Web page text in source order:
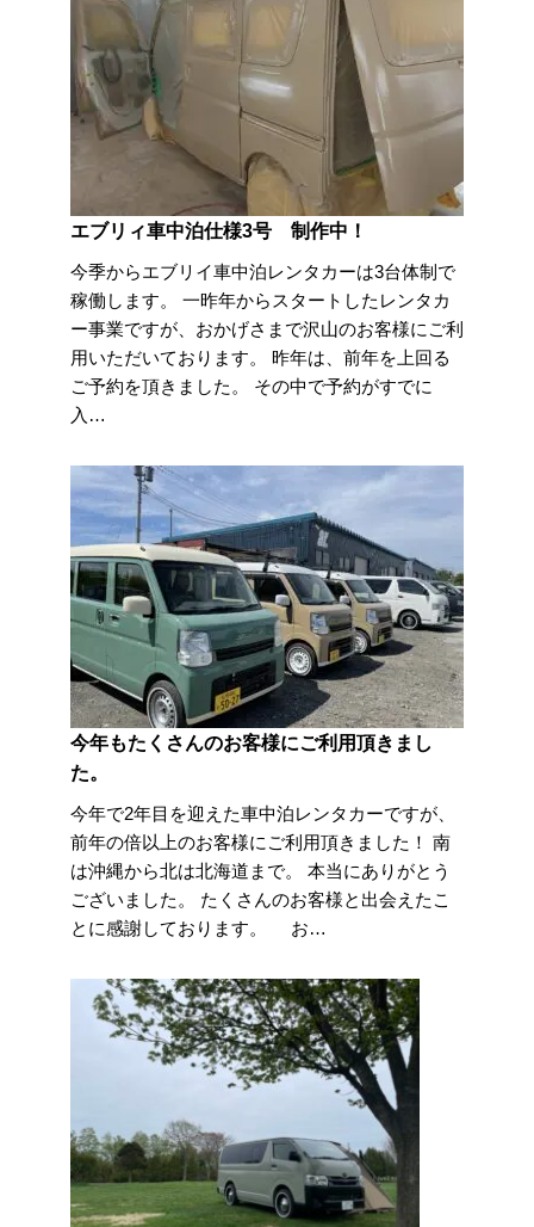
エブリィ車中泊仕様3号 制作中！
今季からエブリイ車中泊レンタカーは3台体制で
稼働します。 一昨年からスタートしたレンタカ
ー事業ですが、おかげさまで沢山のお客様にご利
用いただいております。 昨年は、前年を上回る
ご予約を頂きました。 その中で予約がすでに
入…
今年もたくさんのお客様にご利用頂きまし
た。
今年で2年目を迎えた車中泊レンタカーですが、
前年の倍以上のお客様にご利用頂きました！ 南
は沖縄から北は北海道まで。 本当にありがとう
ございました。 たくさんのお客様と出会えたこ
とに感謝しております。 お…